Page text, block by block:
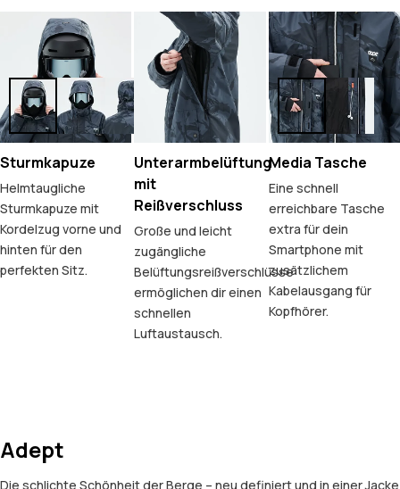
Sturmkapuze
Helmtaugliche
Sturmkapuze mit
Kordelzug vorne und
hinten für den
perfekten Sitz.
Unterarmbelüftung
mit
Reißverschluss
Große und leicht
zugängliche
Belüftungsreißverschlüsse
ermöglichen dir einen
schnellen
Luftaustausch.
Media Tasche
Eine schnell
erreichbare Tasche
extra für dein
Smartphone mit
zusätzlichem
Kabelausgang für
Kopfhörer.
Adept
Die schlichte Schönheit der Berge – neu definiert und in einer Jacke